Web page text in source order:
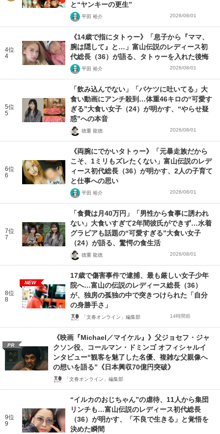
と“ヤンキーの更生”
平田 裕介 2026/08/01
4位
4
《14歳で指にタトゥー》「息子から『ママ、
腕は隠して』と…」富山伝説のレディース初
代総長（36）が語る、タトゥーを入れた後悔
平田 裕介 2026/08/01
5位
5
「飲み込んでない」「バケツに吐いてる」大
食い動画にアンチ殺到…体重46キロの“可愛す
ぎる”大食い女子（24）が明かす、“やらせ疑
惑”への本音
徳重 龍徳 2026/08/01
6位
6
《両腕にでかいタトゥー》「元暴走族だから
こそ、1ミリもズレたくない」富山伝説のレデ
ィース初代総長（36）が明かす、2人の子育て
と仕事への思い
平田 裕介 2026/08/01
7位
7
「食費は月40万円」「男性から食事に誘われ
ない」大食いすぎて2年間彼氏ができず…水着
グラビアも話題の“可愛すぎる”大食い女子
（24）が語る、驚愕の食生活
徳重 龍徳 2026/08/01
8位
8
NEW
17歳で傷害事件で逮捕、最も厳しい女子少年
院へ…富山の伝説のレディース総長（36）
が、独房の孤独の中で突きつけられた「自分
の身勝手さ」
「文春オンライン」編集部 14時間前
PR
《映画『Michael／マイケル』》父ジョセフ・ジャ
クソン役、コールマン・ドミンゴ オフィシャルイ
ンタビュー“観客を魅了した名優、複雑な父親像へ
の想いを語る”《日本興収70億円突破》
「文春オンライン」編集部
9位
9
“イルカのおじちゃん”の虐待、11人から集団
リンチも…富山伝説のレディース初代総長
（36）が明かす、「不良で生きる」と覚悟を
決めた瞬間